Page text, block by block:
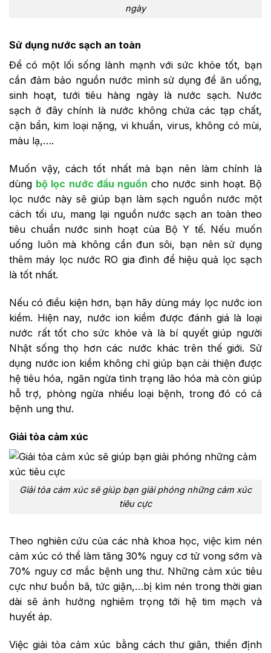
ngày
Sử dụng nước sạch an toàn
Để có một lối sống lành mạnh với sức khỏe tốt, bạn
cần đảm bảo nguồn nước mình sử dụng để ăn uống,
sinh hoạt, tưới tiêu hàng ngày là nước sạch. Nước
sạch ở đây chính là nước không chứa các tạp chất,
cặn bẩn, kim loại nặng, vi khuẩn, virus, không có mùi,
màu lạ,….
Muốn vậy, cách tốt nhất mà bạn nên làm chính là
dùng bộ lọc nước đầu nguồn cho nước sinh hoạt. Bộ
lọc nước này sẽ giúp bạn làm sạch nguồn nước một
cách tối ưu, mang lại nguồn nước sạch an toàn theo
tiêu chuẩn nước sinh hoạt của Bộ Y tế. Nếu muốn
uống luôn mà không cần đun sôi, bạn nên sử dụng
thêm máy lọc nước RO gia đình để hiệu quả lọc sạch
là tốt nhất.
Nếu có điều kiện hơn, bạn hãy dùng máy lọc nước ion
kiềm. Hiện nay, nước ion kiềm được đánh giá là loại
nước rất tốt cho sức khỏe và là bí quyết giúp người
Nhật sống thọ hơn các nước khác trên thế giới. Sử
dụng nước ion kiềm không chỉ giúp bạn cải thiện được
hệ tiêu hóa, ngăn ngừa tình trạng lão hóa mà còn giúp
hỗ trợ, phòng ngừa nhiều loại bệnh, trong đó có cả
bệnh ung thư.
Giải tỏa cảm xúc
Giải tỏa cảm xúc sẽ giúp bạn giải phóng những cảm xúc
tiêu cực
Theo nghiên cứu của các nhà khoa học, việc kìm nén
cảm xúc có thể làm tăng 30% nguy cơ tử vong sớm và
70% nguy cơ mắc bệnh ung thư. Những cảm xúc tiêu
cực như buồn bã, tức giận,…bị kìm nén trong thời gian
dài sẽ ảnh hưởng nghiêm trọng tới hệ tim mạch và
huyết áp.
Việc giải tỏa cảm xúc bằng cách thư giãn, thiền định